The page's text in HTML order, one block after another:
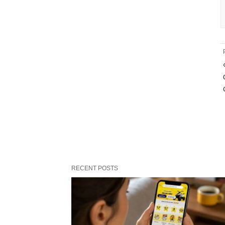
RECENT POSTS